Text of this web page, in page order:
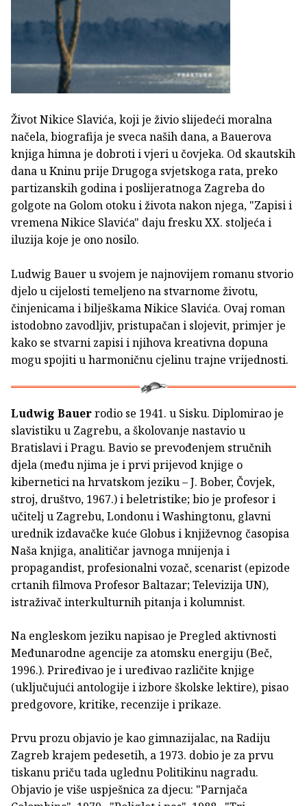
Život Nikice Slavića, koji je živio slijedeći moralna
načela, biografija je sveca naših dana, a Bauerova
knjiga himna je dobroti i vjeri u čovjeka. Od skautskih
dana u Kninu prije Drugoga svjetskoga rata, preko
partizanskih godina i poslijeratnoga Zagreba do
golgote na Golom otoku i života nakon njega, "Zapisi i
vremena Nikice Slavića" daju fresku XX. stoljeća i
iluzija koje je ono nosilo.
Ludwig Bauer u svojem je najnovijem romanu stvorio
djelo u cijelosti temeljeno na stvarnome životu,
činjenicama i bilješkama Nikice Slavića. Ovaj roman
istodobno zavodljiv, pristupačan i slojevit, primjer je
kako se stvarni zapisi i njihova kreativna dopuna
mogu spojiti u harmoničnu cjelinu trajne vrijednosti.
Ludwig Bauerrodio se 1941. u Sisku. Diplomirao je
slavistiku u Zagrebu, a školovanje nastavio u
Bratislavi i Pragu. Bavio se prevođenjem stručnih
djela (među njima je i prvi prijevod knjige o
kibernetici na hrvatskom jeziku – J. Bober, Čovjek,
stroj, društvo, 1967.) i beletristike; bio je profesor i
učitelj u Zagrebu, Londonu i Washingtonu, glavni
urednik izdavačke kuće Globus i književnog časopisa
Naša knjiga, analitičar javnoga mnijenja i
propagandist, profesionalni vozač, scenarist (epizode
crtanih filmova Profesor Baltazar; Televizija UN),
istraživač interkulturnih pitanja i kolumnist.
Na engleskom jeziku napisao je Pregled aktivnosti
Međunarodne agencije za atomsku energiju (Beč,
1996.). Priređivao je i uređivao različite knjige
(uključujući antologije i izbore školske lektire), pisao
predgovore, kritike, recenzije i prikaze.
Prvu prozu objavio je kao gimnazijalac, na Radiju
Zagreb krajem pedesetih, a 1973. dobio je za prvu
tiskanu priču tada uglednu Politikinu nagradu.
Objavio je više uspješnica za djecu: "Parnjača